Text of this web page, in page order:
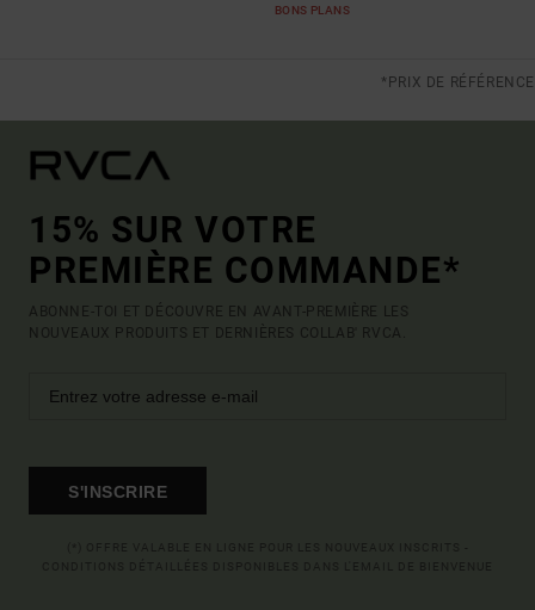
BONS PLANS
*PRIX DE RÉFÉRENCE
15% SUR VOTRE
PREMIÈRE COMMANDE*
ABONNE-TOI ET DÉCOUVRE EN AVANT-PREMIÈRE LES
NOUVEAUX PRODUITS ET DERNIÈRES COLLAB' RVCA.
S'INSCRIRE